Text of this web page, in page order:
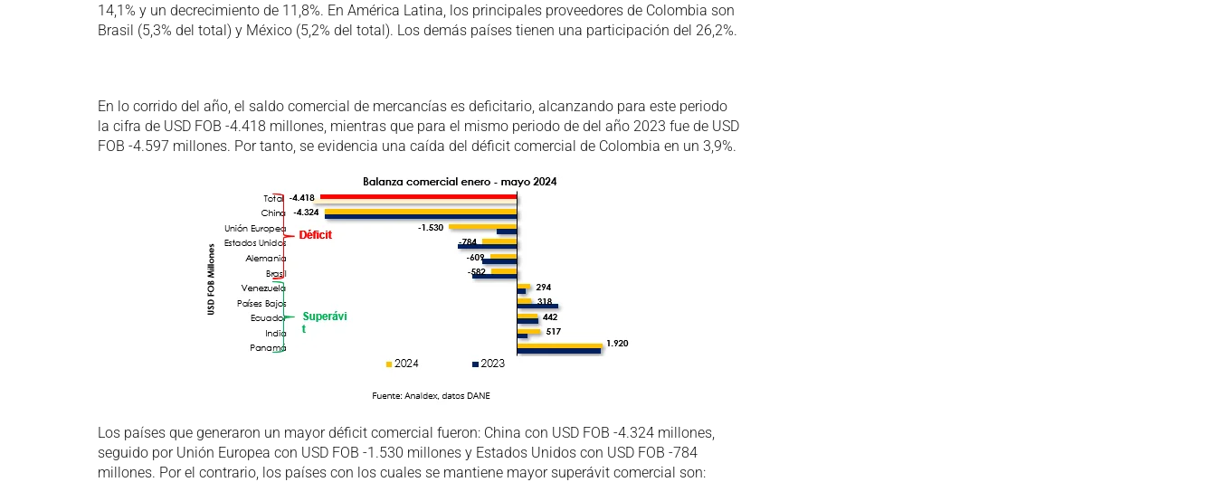
14,1% y un decrecimiento de 11,8%. En América Latina, los principales proveedores de Colombia son
Brasil (5,3% del total) y México (5,2% del total). Los demás países tienen una participación del 26,2%.
En lo corrido del año, el saldo comercial de mercancías es deficitario, alcanzando para este periodo
la cifra de USD FOB -4.418 millones, mientras que para el mismo periodo de del año 2023 fue de USD
FOB -4.597 millones. Por tanto, se evidencia una caída del déficit comercial de Colombia en un 3,9%.
Los países que generaron un mayor déficit comercial fueron: China con USD FOB -4.324 millones,
seguido por Unión Europea con USD FOB -1.530 millones y Estados Unidos con USD FOB -784
millones. Por el contrario, los países con los cuales se mantiene mayor superávit comercial son: